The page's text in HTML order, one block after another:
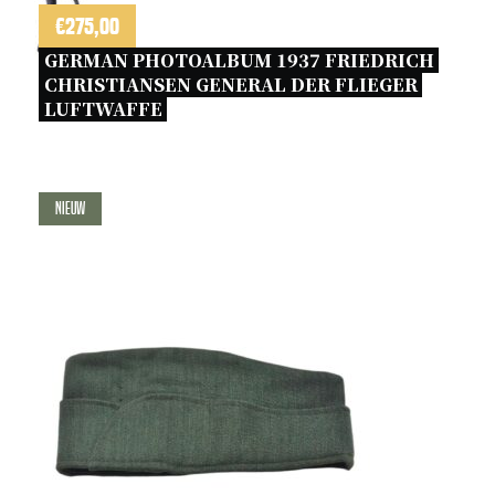
€275,00
GERMAN PHOTOALBUM 1937 FRIEDRICH
CHRISTIANSEN GENERAL DER FLIEGER
LUFTWAFFE
Nieuw